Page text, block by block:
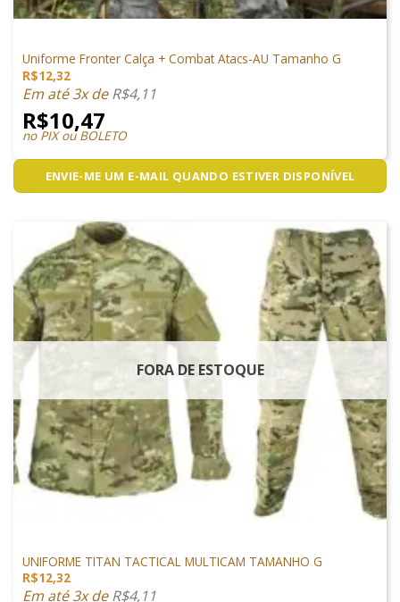
Uniforme Fronter Calça + Combat Atacs-AU Tamanho G
R$12,32
Em até 3x deR$4,11
R$10,47
no PIX ou BOLETO
ENVIE-ME UM E-MAIL QUANDO ESTIVER DISPONÍVEL
FORA DE ESTOQUE
UNIFORME TITAN TACTICAL MULTICAM TAMANHO G
R$12,32
Em até 3x deR$4,11